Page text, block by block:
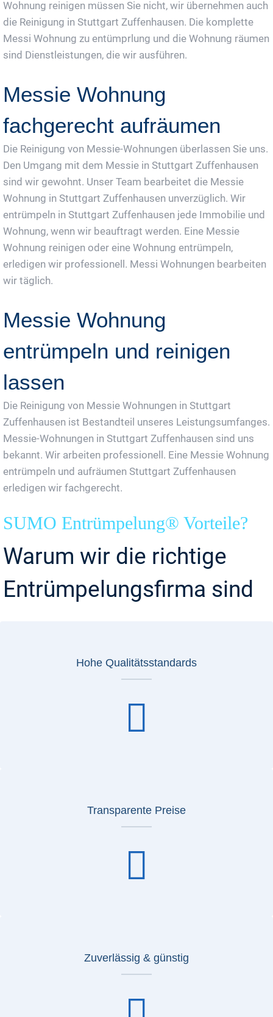
Wohnung reinigen müssen Sie nicht, wir übernehmen auch
die Reinigung in Stuttgart Zuffenhausen. Die komplette
Messi Wohnung zu entümprlung und die Wohnung räumen
sind Dienstleistungen, die wir ausführen.
Messie Wohnung
fachgerecht aufräumen
Die Reinigung von Messie-Wohnungen überlassen Sie uns.
Den Umgang mit dem Messie in Stuttgart Zuffenhausen
sind wir gewohnt. Unser Team bearbeitet die Messie
Wohnung in Stuttgart Zuffenhausen unverzüglich. Wir
entrümpeln in Stuttgart Zuffenhausen jede Immobilie und
Wohnung, wenn wir beauftragt werden. Eine Messie
Wohnung reinigen oder eine Wohnung entrümpeln,
erledigen wir professionell. Messi Wohnungen bearbeiten
wir täglich.
Messie Wohnung
entrümpeln und reinigen
lassen
Die Reinigung von Messie Wohnungen in Stuttgart
Zuffenhausen ist Bestandteil unseres Leistungsumfanges.
Messie-Wohnungen in Stuttgart Zuffenhausen sind uns
bekannt. Wir arbeiten professionell. Eine Messie Wohnung
entrümpeln und aufräumen Stuttgart Zuffenhausen
erledigen wir fachgerecht.
SUMO Entrümpelung® Vorteile?
Warum wir die richtige
Entrümpelungsfirma sind
Hohe Qualitätsstandards
Transparente Preise
Zuverlässig & günstig